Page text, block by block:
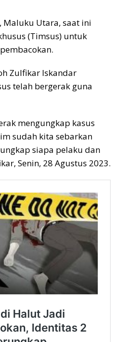
Maluku Utara, saat ini
(Timsus) untuk
Zulfikar Iskandar
telah bergerak guna
mengungkap kasus
sudah kita sebarkan
siapa pelaku dan
Senin, 28 Agustus 2023.